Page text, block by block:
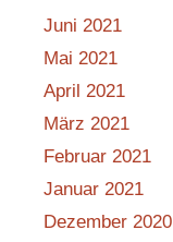
Juni 2021
Mai 2021
April 2021
März 2021
Februar 2021
Januar 2021
Dezember 2020